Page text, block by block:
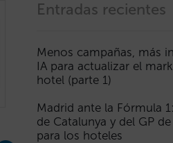
Entradas recientes
Menos campañas, más
IA para actualizar el
hotel (parte 1)
Madrid ante la Fórmula
de Catalunya y del GP
para los hoteles